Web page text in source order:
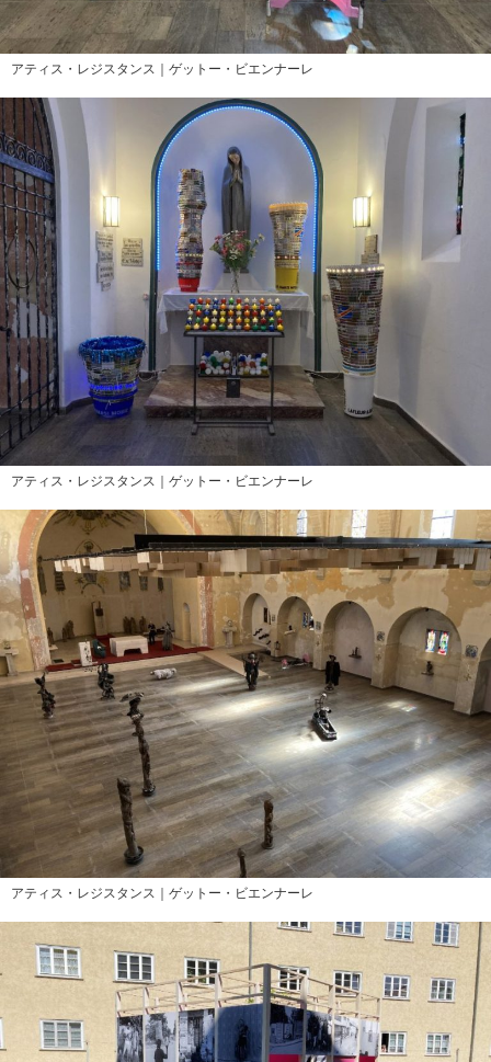
アティス・レジスタンス｜ゲットー・ビエンナーレ
アティス・レジスタンス｜ゲットー・ビエンナーレ
アティス・レジスタンス｜ゲットー・ビエンナーレ